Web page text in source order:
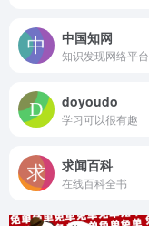
中国知网
知识发现网络平台
doyoudo
学习可以很有趣
求闻百科
在线百科全书